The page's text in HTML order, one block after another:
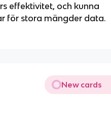
effektivitet, och kunna
för stora mängder data.
New cards